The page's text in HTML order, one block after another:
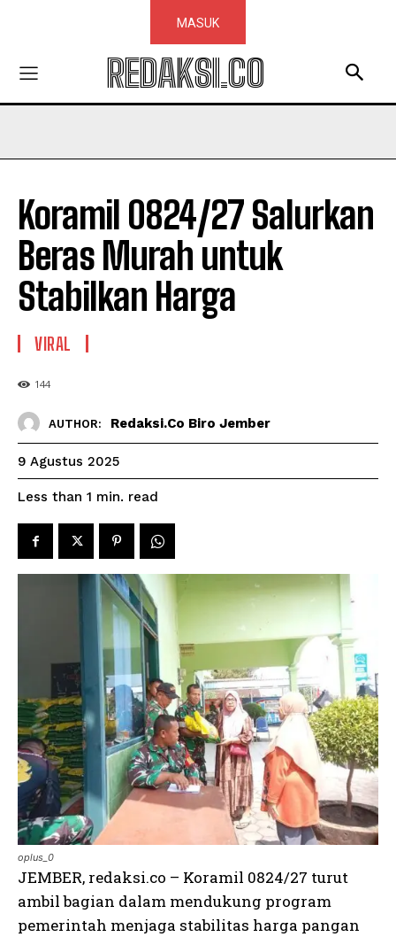
MASUK
REDAKSI.CO
Koramil 0824/27 Salurkan
Beras Murah untuk
Stabilkan Harga
VIRAL
144
AUTHOR: Redaksi.co Biro Jember
9 Agustus 2025
Less than 1 min. read
oplus_0
JEMBER, redaksi.co – Koramil 0824/27 turut
ambil bagian dalam mendukung program
pemerintah menjaga stabilitas harga pangan